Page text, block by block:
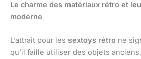
Le charme des matériaux rétro et
moderne
L’attrait pour les sextoys rétro ne
qu’il faille utiliser des objets